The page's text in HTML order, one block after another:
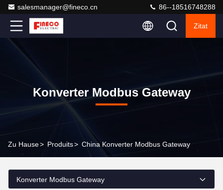
salesmanager@fineco.cn 86--18516748288
Zitat
Konverter Modbus Gateway
Zu Hause> Produits> China Konverter Modbus Gateway
Konverter Modbus Gateway